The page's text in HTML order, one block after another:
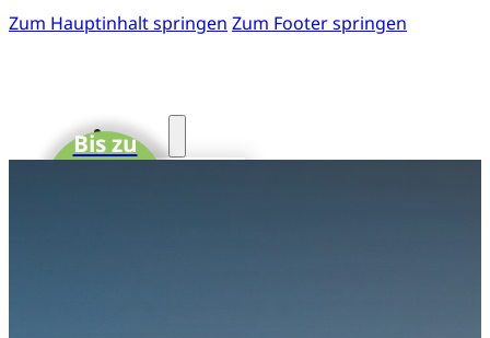
Zum Hauptinhalt springen Zum Footer springen
Start
Bis zu
15 CME-